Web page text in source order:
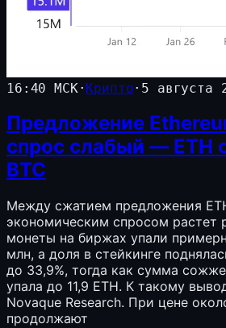
16:40 МСК · Крипто· 5 августа
Предложение
спрос слабый — ETH
BTC
Между сжатием предложения
экономическим спросом растет
монеты на биржах упали
млн, а доля в стейкинге
до 33,9%, тогда как сумма
упала до 11,9 ETH. К такому
Novaque Research. При цене
продолжают